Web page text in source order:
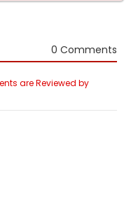
0 Comments
are Reviewed by